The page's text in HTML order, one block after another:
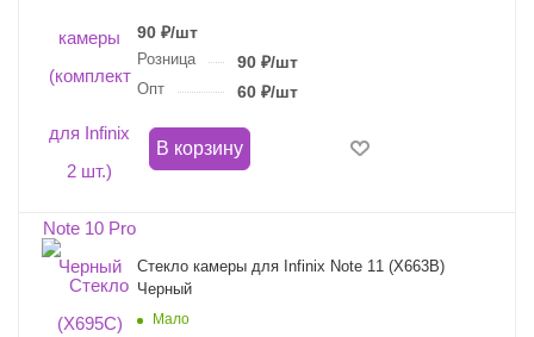
90 ₽/шт
Розница 90₽/шт
Опт 60₽/шт
В корзину
Стекло камеры для Infinix Note 11 (X663B)
Черный
Мало